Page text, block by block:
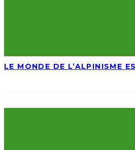
LE MONDE DE L’ALPINISME